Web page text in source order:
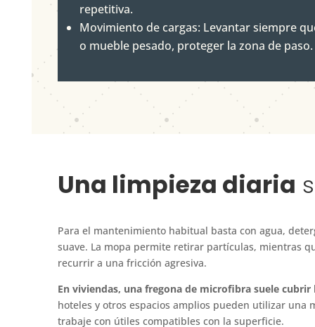
repetitiva.
Movimiento de cargas: Levantar siempre
o mueble pesado, proteger la zona de paso.
Una limpieza diaria
Para el mantenimiento habitual basta con agua,
suave. La mopa permite retirar partículas, mientras
recurrir a una fricción agresiva.
En viviendas, una fregona de microfibra suele
hoteles y otros espacios amplios pueden utilizar una
trabaje con útiles compatibles con la superficie.